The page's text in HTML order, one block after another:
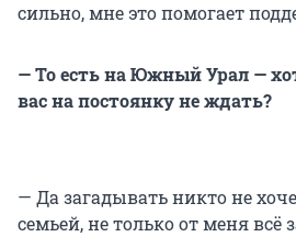
сильно, мне это помогает
— То есть на Южный Урал —
вас на постоянку не ждать?
— Да загадывать никто не
семьей, не только от меня всё